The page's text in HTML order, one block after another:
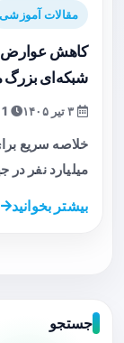
مقالات آموزشی
کاهش عوارض
شبکه‌ای بزرگ
میلیارد نفر در جهان و
بیشتر بخوانید
جستجو